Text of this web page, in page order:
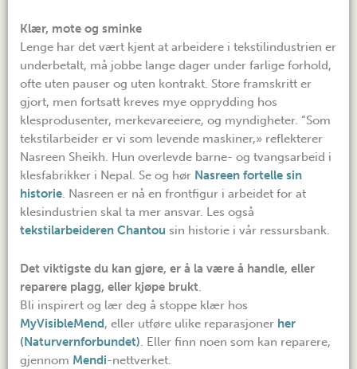
Klær, mote og sminke
Lenge har det vært kjent at arbeidere i tekstilindustrien er
underbetalt, må jobbe lange dager under farlige forhold,
ofte uten pauser og uten kontrakt. Store framskritt er
gjort, men fortsatt kreves mye opprydding hos
klesprodusenter, merkevareeiere, og myndigheter. “Som
tekstilarbeider er vi som levende maskiner,» reflekterer
Nasreen Sheikh. Hun overlevde barne- og tvangsarbeid i
klesfabrikker i Nepal. Se og hør Nasreen fortelle sin
historie. Nasreen er nå en frontfigur i arbeidet for at
klesindustrien skal ta mer ansvar. Les også
tekstilarbeideren Chantou sin historie i vår ressursbank.
Det viktigste du kan gjøre, er å la være å handle, eller
reparere plagg, eller kjøpe brukt.
Bli inspirert og lær deg å stoppe klær hos
MyVisibleMend, eller utføre ulike reparasjoner her
(Naturvernforbundet). Eller finn noen som kan reparere,
gjennom Mendi-nettverket.